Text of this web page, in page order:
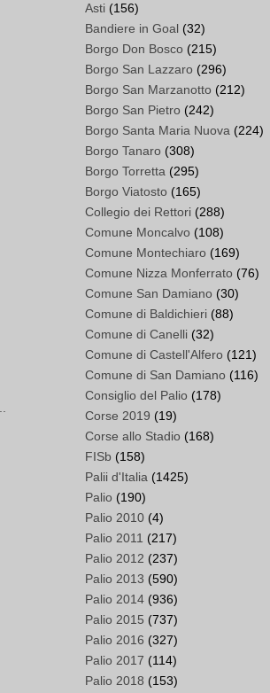
Asti (156)
Bandiere in Goal (32)
Borgo Don Bosco (215)
Borgo San Lazzaro (296)
Borgo San Marzanotto (212)
Borgo San Pietro (242)
Borgo Santa Maria Nuova (224)
Borgo Tanaro (308)
Borgo Torretta (295)
Borgo Viatosto (165)
Collegio dei Rettori (288)
Comune Moncalvo (108)
Comune Montechiaro (169)
Comune Nizza Monferrato (76)
Comune San Damiano (30)
Comune di Baldichieri (88)
Comune di Canelli (32)
Comune di Castell'Alfero (121)
Comune di San Damiano (116)
Consiglio del Palio (178)
Corse 2019 (19)
Corse allo Stadio (168)
FISb (158)
Palii d'Italia (1425)
Palio (190)
Palio 2010 (4)
Palio 2011 (217)
Palio 2012 (237)
Palio 2013 (590)
Palio 2014 (936)
Palio 2015 (737)
Palio 2016 (327)
Palio 2017 (114)
Palio 2018 (153)